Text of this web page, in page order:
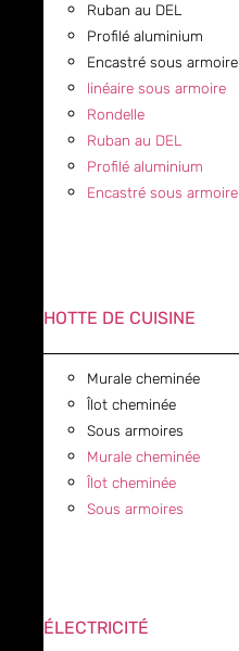
Ruban au DEL
Profilé aluminium
Encastré sous armoire
linéaire sous armoire
Rondelle
Ruban au DEL
Profilé aluminium
Encastré sous armoire
HOTTE DE CUISINE
Murale cheminée
Îlot cheminée
Sous armoires
Murale cheminée
Îlot cheminée
Sous armoires
ÉLECTRICITÉ